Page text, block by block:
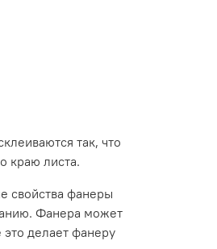
так, что
краю листа.
свойства фанеры
Фанера может
делает фанеру